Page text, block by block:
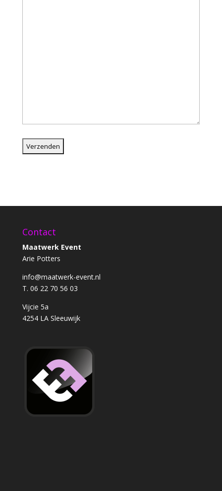
Contact
Maatwerk Event
Arie Potters
info@maatwerk-event.nl
T. 06 22 70 56 03
Vijcie 5a
4254 LA Sleeuwijk